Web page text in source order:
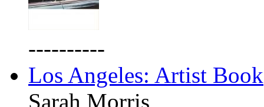
----------
Los Angeles: Artist Book
Sarah Morris